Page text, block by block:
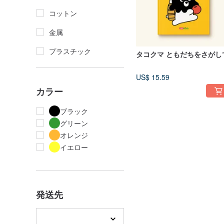
コットン
金属
プラスチック
カラー
ブラック
グリーン
オレンジ
イエロー
発送先
タコクマ ともだちをさがし
US$ 15.59